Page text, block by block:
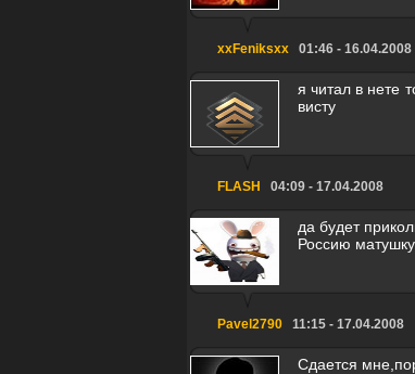
xxFeniksxx01:46 - 16.04.2008
я читал в нете
висту
FLASH 04:09 - 17.04.2008
да будет
Россию
Pavel279011:15 - 17.04.2008
Сдается